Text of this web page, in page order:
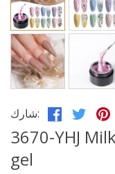
شارك:
3670-YHJ
gel